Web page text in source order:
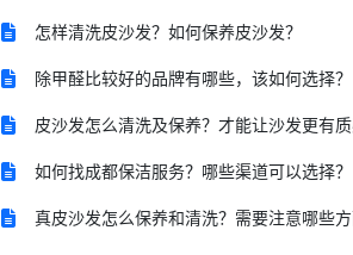
怎样清洗皮沙发？如何保养皮沙发？
除甲醛比较好的品牌有哪些，该如何选择？
皮沙发怎么清洗及保养？才能让沙发更有
如何找成都保洁服务？哪些渠道可以选择？
真皮沙发怎么保养和清洗？需要注意哪些